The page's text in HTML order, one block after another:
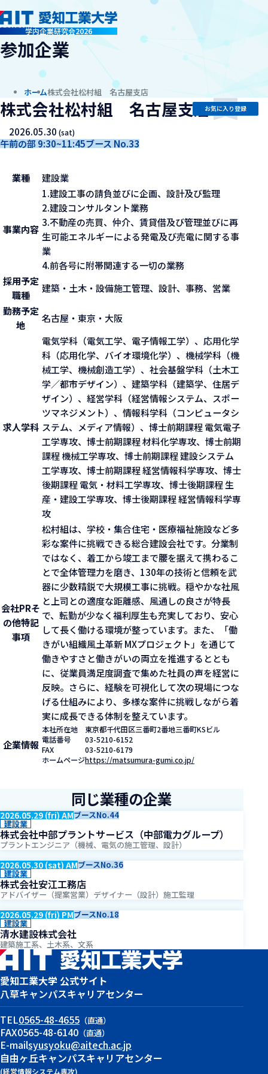
学内企業研究会2026
company
参加企業
ホーム株式会社松村組 名古屋支店
株式会社松村組 名古屋支店
2026.05.30(sat)
午前の部 9:30~11:45ブース No.33
お気に入り登録
業種 建設業
事業内容
1.建設工事の請負並びに企画、設計及び監理
2.建設コンサルタント業務
3.不動産の売買、仲介、賃貸借及び管理並びに再
生可能エネルギーによる発電及び売電に関する事
業
4.前各号に附帯関連する一切の業務
採用予定
職種
建築・土木・設備施工管理、設計、事務、営業
勤務予定
地
名古屋・東京・大阪
求人学科
電気学科（電気工学、電子情報工学）、応用化学
科（応用化学、バイオ環境化学）、機械学科（機
械工学、機械創造工学）、社会基盤学科（土木工
学／都市デザイン）、建築学科（建築学、住居デ
ザイン）、経営学科（経営情報システム、スポー
ツマネジメント）、情報科学科（コンピュータシ
ステム、メディア情報）、博士前期課程 電気電子
工学専攻、博士前期課程 材料化学専攻、博士前期
課程 機械工学専攻、博士前期課程 建設システム
工学専攻、博士前期課程 経営情報科学専攻、博士
後期課程 電気・材料工学専攻、博士後期課程 生
産・建設工学専攻、博士後期課程 経営情報科学専
攻
会社PRそ
の他特記
事項
松村組は、学校・集合住宅・医療福祉施設など多
彩な案件に挑戦できる総合建設会社です。分業制
ではなく、着工から竣工まで腰を据えて携わるこ
とで全体管理力を磨き、130年の技術と信頼を武
器に少数精鋭で大規模工事に挑戦。穏やかな社風
と上司との適度な距離感、風通しの良さが特長
で、転勤が少なく福利厚生も充実しており、安心
して長く働ける環境が整っています。また、「働
きがい組織風土革新 MXプロジェクト」を通じて
働きやすさと働きがいの両立を推進するととも
に、従業員満足度調査で集めた社員の声を経営に
反映。さらに、経験を可視化して次の現場につな
げる仕組みにより、多様な案件に挑戦しながら着
実に成長できる体制を整えています。
企業情報
本社所在地
東京都千代田区三番町2番地三番町KSビル
電話番号
03-5210-6152
FAX
03-5210-6179
ホームページhttps://matsumura-gumi.co.jp/
同じ業種の企業
2026.05.29 (fri) AMブースNo.44
建設業
株式会社中部プラントサービス（中部電力グループ）
プラントエンジニア（機械、電気の施工管理、設計）
2026.05.30 (sat) AMブースNo.36
建設業
株式会社安江工務店
アドバイザー（提案営業）デザイナー（設計）施工監理
2026.05.29 (fri) PMブースNo.18
建設業
清水建設株式会社
建築施工系、土木系、文系
愛知工業大学 公式サイト
八草キャンパスキャリアセンター
TEL0565-48-4655 （直通）
FAX0565-48-6140 （直通）
E-mailsyusyoku@aitech.ac.jp
自由ヶ丘キャンパスキャリアセンター
(経営情報システム専攻)